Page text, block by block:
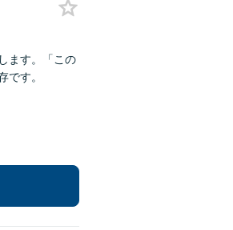
ます。「この
です。